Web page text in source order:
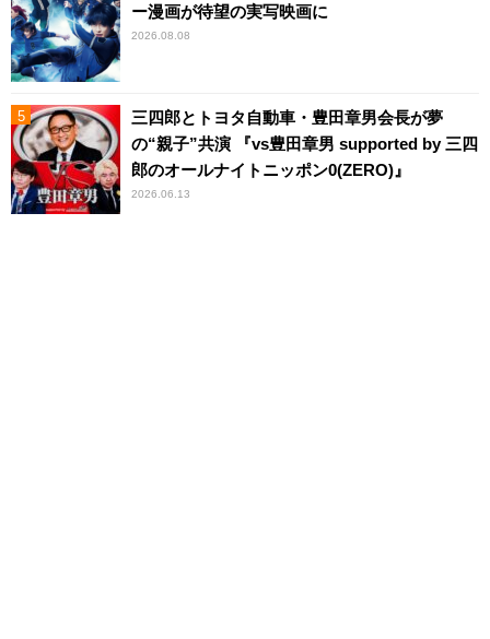
ー漫画が待望の実写映画に
2026.08.08
三四郎とトヨタ自動車・豊田章男会長が夢
の“親子”共演 『vs豊田章男 supported by 三四
郎のオールナイトニッポン0(ZERO)』
2026.06.13